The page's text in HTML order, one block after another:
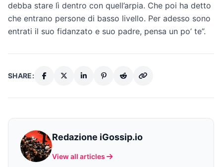
debba stare lì dentro con quell’arpia. Che poi ha detto
che entrano persone di basso livello. Per adesso sono
entrati il suo fidanzato e suo padre, pensa un po’ te”.
SHARE:
Redazione iGossip.io
View all articles